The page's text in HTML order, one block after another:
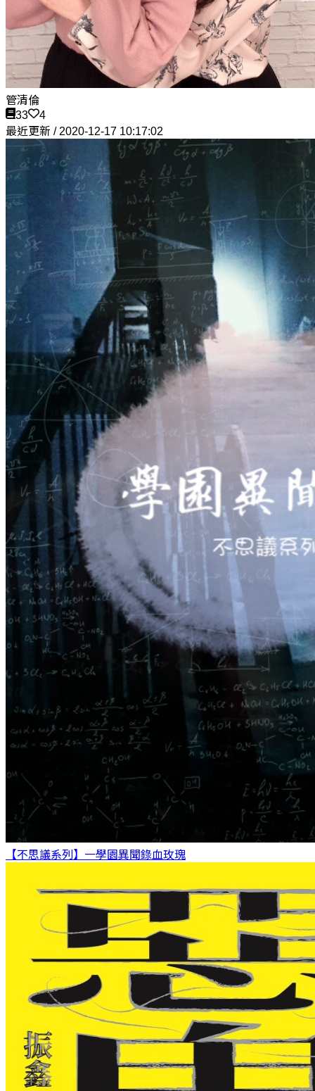
管清倫
33
4
最近更新 / 2020-12-17 10:17:02
【不思議系列】一學園異聞錄血玫瑰